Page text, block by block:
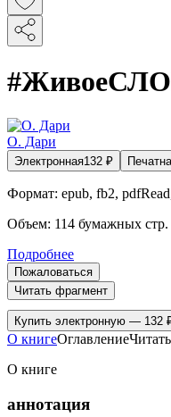
О. Дари
Электронная132 ₽
Формат: epub, fb2,
Объем: 114 бумажных стр.
Подробнее
Пожаловаться
Читать фрагмент
Купить электронную — 132
О книгеОглавлениеЧитать
О книге
аннотация